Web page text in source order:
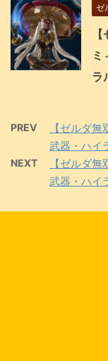
ゼ
ミ
ラ
PREV
【ゼルダ
武器・ハイ
NEXT
【ゼルダ
武器・ハイ